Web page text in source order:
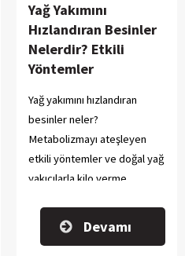
Yağ Yakımını
Hızlandıran Besinler
Nelerdir? Etkili
Yöntemler
Yağ yakımını hızlandıran
besinler neler?
Metabolizmayı ateşleyen
etkili yöntemler ve doğal yağ
yakıcılarla kilo verme
Devamı